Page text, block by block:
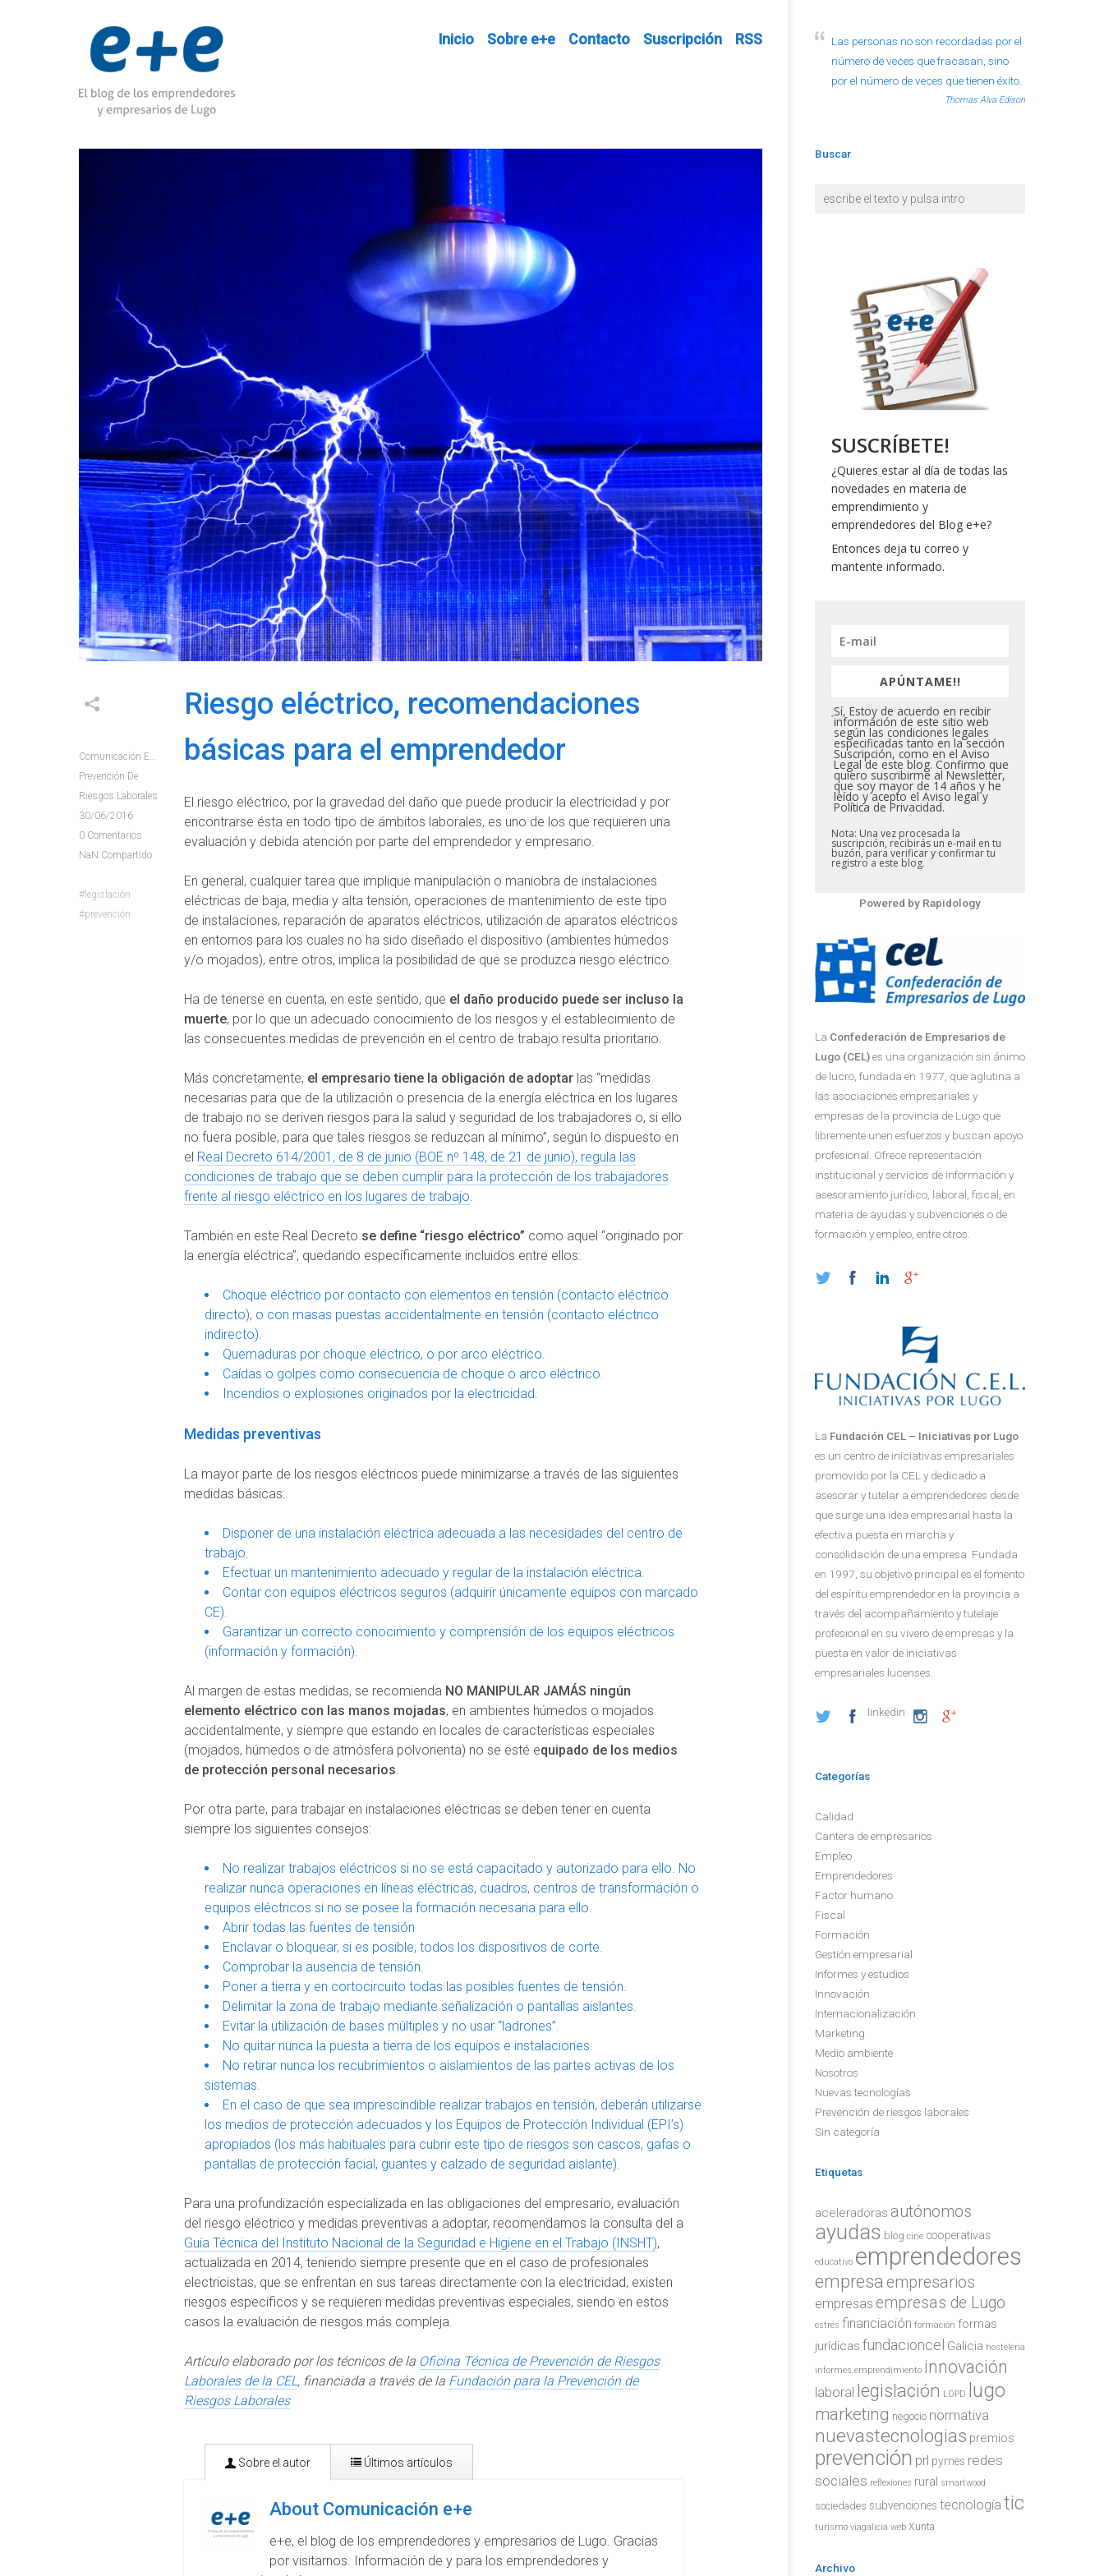
Inicio Sobre e+e Contacto Suscripción RSS
Comunicación E+e
Prevención De
Riesgos Laborales
30/06/2016
0 Comentarios
NaN Compartido
legislación
prevención
Riesgo eléctrico, recomendaciones
básicas para el emprendedor
El riesgo eléctrico, por la gravedad del daño que puede producir la electricidad y por
encontrarse ésta en todo tipo de ámbitos laborales, es uno de los que requieren una
evaluación y debida atención por parte del emprendedor y empresario.
En general, cualquier tarea que implique manipulación o maniobra de instalaciones
eléctricas de baja, media y alta tensión, operaciones de mantenimiento de este tipo
de instalaciones, reparación de aparatos eléctricos, utilización de aparatos eléctricos
en entornos para los cuales no ha sido diseñado el dispositivo (ambientes húmedos
y/o mojados), entre otros, implica la posibilidad de que se produzca riesgo eléctrico.
Ha de tenerse en cuenta, en este sentido, que el daño producido puede ser incluso la
muerte, por lo que un adecuado conocimiento de los riesgos y el establecimiento de
las consecuentes medidas de prevención en el centro de trabajo resulta prioritario.
Más concretamente, el empresario tiene la obligación de adoptar las “medidas
necesarias para que de la utilización o presencia de la energía eléctrica en los lugares
de trabajo no se deriven riesgos para la salud y seguridad de los trabajadores o, si ello
no fuera posible, para que tales riesgos se reduzcan al mínimo”, según lo dispuesto en
el Real Decreto 614/2001, de 8 de junio (BOE nº 148, de 21 de junio), regula las
condiciones de trabajo que se deben cumplir para la protección de los trabajadores
frente al riesgo eléctrico en los lugares de trabajo.
También en este Real Decreto se define “riesgo eléctrico” como aquel “originado por
la energía eléctrica”, quedando específicamente incluidos entre ellos:
Choque eléctrico por contacto con elementos en tensión (contacto eléctrico
directo), o con masas puestas accidentalmente en tensión (contacto eléctrico
indirecto).
Quemaduras por choque eléctrico, o por arco eléctrico.
Caídas o golpes como consecuencia de choque o arco eléctrico.
Incendios o explosiones originados por la electricidad.
Medidas preventivas
La mayor parte de los riesgos eléctricos puede minimizarse a través de las siguientes
medidas básicas:
Disponer de una instalación eléctrica adecuada a las necesidades del centro de
trabajo.
Efectuar un mantenimiento adecuado y regular de la instalación eléctrica.
Contar con equipos eléctricos seguros (adquirir únicamente equipos con marcado
CE).
Garantizar un correcto conocimiento y comprensión de los equipos eléctricos
(información y formación).
Al margen de estas medidas, se recomienda NO MANIPULAR JAMÁS ningún
elemento eléctrico con las manos mojadas, en ambientes húmedos o mojados
accidentalmente, y siempre que estando en locales de características especiales
(mojados, húmedos o de atmósfera polvorienta) no se esté equipado de los medios
de protección personal necesarios.
Por otra parte, para trabajar en instalaciones eléctricas se deben tener en cuenta
siempre los siguientes consejos:
No realizar trabajos eléctricos si no se está capacitado y autorizado para ello. No
realizar nunca operaciones en líneas eléctricas, cuadros, centros de transformación o
equipos eléctricos si no se posee la formación necesaria para ello.
Abrir todas las fuentes de tensión
Enclavar o bloquear, si es posible, todos los dispositivos de corte.
Comprobar la ausencia de tensión.
Poner a tierra y en cortocircuito todas las posibles fuentes de tensión.
Delimitar la zona de trabajo mediante señalización o pantallas aislantes.
Evitar la utilización de bases múltiples y no usar “ladrones”.
No quitar nunca la puesta a tierra de los equipos e instalaciones.
No retirar nunca los recubrimientos o aislamientos de las partes activas de los
sistemas.
En el caso de que sea imprescindible realizar trabajos en tensión, deberán utilizarse
los medios de protección adecuados y los Equipos de Protección Individual (EPI’s)
apropiados (los más habituales para cubrir este tipo de riesgos son cascos, gafas o
pantallas de protección facial, guantes y calzado de seguridad aislante).
Para una profundización especializada en las obligaciones del empresario, evaluación
del riesgo eléctrico y medidas preventivas a adoptar, recomendamos la consulta del a
Guía Técnica del Instituto Nacional de la Seguridad e Higiene en el Trabajo (INSHT),
actualizada en 2014, teniendo siempre presente que en el caso de profesionales
electricistas, que se enfrentan en sus tareas directamente con la electricidad, existen
riesgos específicos y se requieren medidas preventivas especiales, siendo en estos
casos la evaluación de riesgos más compleja.
Artículo elaborado por los técnicos de la Oficina Técnica de Prevención de Riesgos
Laborales de la CEL, financiada a través de la Fundación para la Prevención de
Riesgos Laborales
Sobre el autor Últimos artículos
About Comunicación e+e
e+e, el blog de los emprendedores y empresarios de Lugo. Gracias
por visitarnos. Información de y para los emprendedores y
Las personas no son recordadas por el
número de veces que fracasan, sino
por el número de veces que tienen éxito.
Thomas Alva Edison
Buscar
SUSCRÍBETE!
¿Quieres estar al día de todas las
novedades en materia de
emprendimiento y
emprendedores del Blog e+e?
Entonces deja tu correo y
mantente informado.
APÚNTAME!!
Sí, Estoy de acuerdo en recibir
información de este sitio web
según las condiciones legales
especificadas tanto en la sección
Suscripción, como en el Aviso
Legal de este blog. Confirmo que
quiero suscribirme al Newsletter,
que soy mayor de 14 años y he
leído y acepto el Aviso legal y
Política de Privacidad.
Nota: Una vez procesada la
suscripción, recibirás un e-mail en tu
buzón, para verificar y confirmar tu
registro a este blog.
Powered by Rapidology
La Confederación de Empresarios de
Lugo (CEL)es una organización sin ánimo
de lucro, fundada en 1977, que aglutina a
las asociaciones empresariales y
empresas de la provincia de Lugo que
libremente unen esfuerzos y buscan apoyo
profesional. Ofrece representación
institucional y servicios de información y
asesoramiento jurídico, laboral, fiscal, en
materia de ayudas y subvenciones o de
formación y empleo, entre otros.
La Fundación CEL – Iniciativas por Lugo
es un centro de iniciativas empresariales
promovido por la CEL y dedicado a
asesorar y tutelar a emprendedores desde
que surge una idea empresarial hasta la
efectiva puesta en marcha y
consolidación de una empresa. Fundada
en 1997, su objetivo principal es el fomento
del espíritu emprendedor en la provincia a
través del acompañamiento y tutelaje
profesional en su vivero de empresas y la
puesta en valor de iniciativas
empresariales lucenses.
linkedin
Categorías
Calidad
Cantera de empresarios
Empleo
Emprendedores
Factor humano
Fiscal
Formación
Gestión empresarial
Informes y estudios
Innovación
Internacionalización
Marketing
Medio ambiente
Nosotros
Nuevas tecnologías
Prevención de riesgos laborales
Sin categoría
Etiquetas
aceleradoras autónomos
ayudas blog cine cooperativas
educativo emprendedores
empresa empresarios
empresas empresas de Lugo
estrés financiación formación formas
jurídicas fundacioncel Galicia hostelería
informes emprendimiento innovación
laboral legislación LOPD lugo
marketing negocio normativa
nuevastecnologias premios
prevención prl pymes redes
sociales reflexiones rural smartwood
sociedades subvenciones tecnología tic
turismo viagalicia web Xunta
Archivo